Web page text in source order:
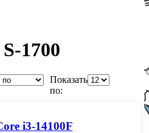
1700
Показать
по:
i3-14100F